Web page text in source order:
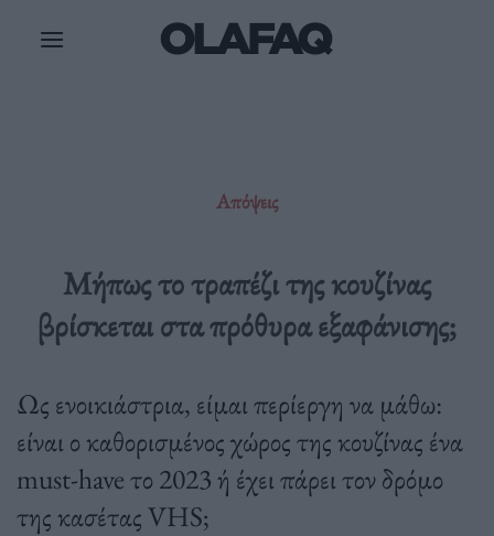
Απόψεις
Μήπως το τραπέζι της κουζίνας
βρίσκεται στα πρόθυρα εξαφάνισης;
Ως ενοικιάστρια, είμαι περίεργη να μάθω:
είναι ο καθορισμένος χώρος της κουζίνας ένα
must-have το 2023 ή έχει πάρει τον δρόμο
της κασέτας VHS;